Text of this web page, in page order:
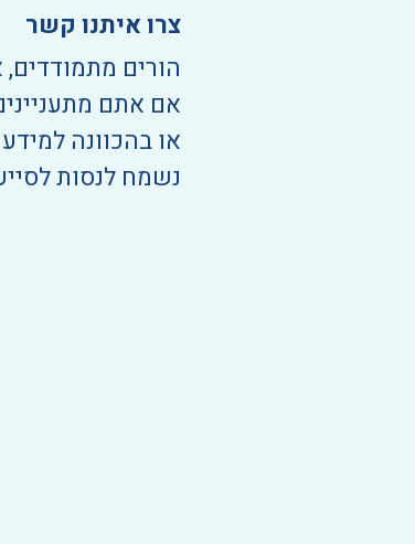
צרו איתנו קשר
הורים
אם אתם
או בהכוונה
נשמח לנסות